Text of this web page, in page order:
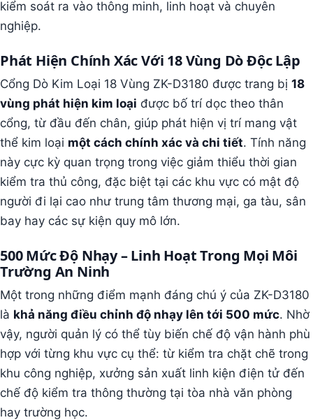
kiểm soát ra vào thông minh, linh hoạt và chuyên
nghiệp.
Phát Hiện Chính Xác Với 18 Vùng Dò Độc Lập
Cổng Dò Kim Loại 18 Vùng ZK-D3180 được trang bị 18
vùng phát hiện kim loại được bố trí dọc theo thân
cổng, từ đầu đến chân, giúp phát hiện vị trí mang vật
thể kim loại một cách chính xác và chi tiết. Tính năng
này cực kỳ quan trọng trong việc giảm thiểu thời gian
kiểm tra thủ công, đặc biệt tại các khu vực có mật độ
người đi lại cao như trung tâm thương mại, ga tàu, sân
bay hay các sự kiện quy mô lớn.
500 Mức Độ Nhạy – Linh Hoạt Trong Mọi Môi
Trường An Ninh
Một trong những điểm mạnh đáng chú ý của ZK-D3180
là khả năng điều chỉnh độ nhạy lên tới 500 mức. Nhờ
vậy, người quản lý có thể tùy biến chế độ vận hành phù
hợp với từng khu vực cụ thể: từ kiểm tra chặt chẽ trong
khu công nghiệp, xưởng sản xuất linh kiện điện tử đến
chế độ kiểm tra thông thường tại tòa nhà văn phòng
hay trường học.